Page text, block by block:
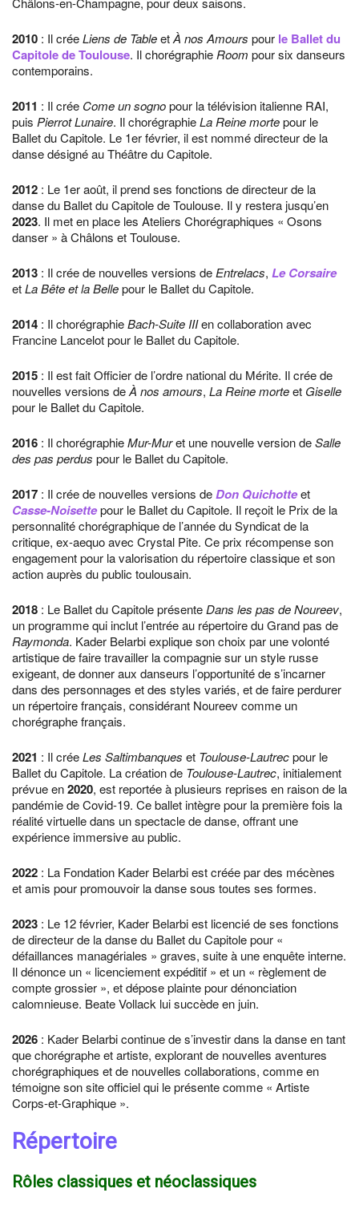
2010 : Il créeLiens de TableetÀ nos Amours pour le Ballet du
Capitole de Toulouse. Il chorégraphie Room pour six danseurs
contemporains.
2011 : Il crée Come un sognopour la télévision italienne RAI,
puis Pierrot Lunaire. Il chorégraphieLa Reine mortepour le
Ballet du Capitole. Le 1er février, il est nommé directeur de la
danse désigné au Théâtre du Capitole.
2012 : Le 1er août, il prend ses fonctions de directeur de la
danse du Ballet du Capitole de Toulouse. Il y restera jusqu’en
2023. Il met en place les Ateliers Chorégraphiques « Osons
danser » à Châlons et Toulouse.
2013 : Il crée de nouvelles versions de Entrelacs, Le Corsaire
etLa Bête et la Bellepour le Ballet du Capitole.
2014 : Il chorégraphieBach-Suite IIIen collaboration avec
Francine Lancelot pour le Ballet du Capitole.
2015 : Il est fait Officier de l’ordre national du Mérite. Il crée de
nouvelles versions deÀ nos amours, La Reine morteet Giselle
pour le Ballet du Capitole.
2016 : Il chorégraphieMur-Muret une nouvelle version deSalle
des pas perdus pour le Ballet du Capitole.
2017 : Il crée de nouvelles versions deDon Quichotteet
Casse-Noisettepour le Ballet du Capitole. Il reçoit le Prix de la
personnalité chorégraphique de l’année du Syndicat de la
critique, ex-aequo avec Crystal Pite. Ce prix récompense son
engagement pour la valorisation du répertoire classique et son
action auprès du public toulousain.
2018 : Le Ballet du Capitole présente Dans les pas de Noureev,
un programme qui inclut l’entrée au répertoire du Grand pas de
Raymonda. Kader Belarbi explique son choix par une volonté
artistique de faire travailler la compagnie sur un style russe
exigeant, de donner aux danseurs l’opportunité de s’incarner
dans des personnages et des styles variés, et de faire perdurer
un répertoire français, considérant Noureev comme un
chorégraphe français.
2021 : Il créeLes Saltimbanques et Toulouse-Lautrecpour le
Ballet du Capitole. La création de Toulouse-Lautrec, initialement
prévue en2020, est reportée à plusieurs reprises en raison de la
pandémie de Covid-19. Ce ballet intègre pour la première fois la
réalité virtuelle dans un spectacle de danse, offrant une
expérience immersive au public.
2022 : La Fondation Kader Belarbi est créée par des mécènes
et amis pour promouvoir la danse sous toutes ses formes.
2023 : Le 12 février, Kader Belarbi est licencié de ses fonctions
de directeur de la danse du Ballet du Capitole pour «
défaillances managériales » graves, suite à une enquête interne.
Il dénonce un « licenciement expéditif » et un « règlement de
compte grossier », et dépose plainte pour dénonciation
calomnieuse. Beate Vollack lui succède en juin.
2026 : Kader Belarbi continue de s’investir dans la danse en tant
que chorégraphe et artiste, explorant de nouvelles aventures
chorégraphiques et de nouvelles collaborations, comme en
témoigne son site officiel qui le présente comme « Artiste
Corps-et-Graphique ».
Répertoire
Rôles classiques et néoclassiques